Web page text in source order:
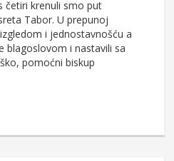
četiri krenuli smo put
Tabor. U prepunoj
i jednostavnošću a
blagoslovom i nastavili sa
pomoćni biskup